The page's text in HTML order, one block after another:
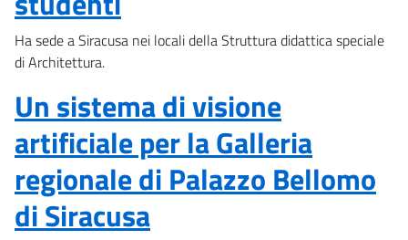
Ha sede a Siracusa nei locali della Struttura didattica speciale
di Architettura.
Un sistema di visione
artificiale per la Galleria
regionale di Palazzo Bellomo
di Siracusa